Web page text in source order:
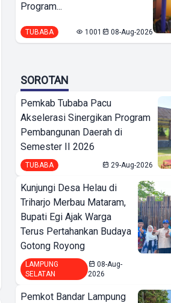
Program...
TUBABA 1001 08-Aug-2026
SOROTAN
Pemkab Tubaba Pacu
Akselerasi Sinergikan Program
Pembangunan Daerah di
Semester II 2026
TUBABA 29-Aug-2026
Kunjungi Desa Helau di
Triharjo Merbau Mataram,
Bupati Egi Ajak Warga
Terus Pertahankan Budaya
Gotong Royong
LAMPUNG
SELATAN
08-Aug-
2026
Pemkot Bandar Lampung